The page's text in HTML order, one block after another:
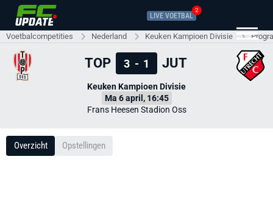
LIVE VOETBAL
2
Voetbalcompetities Nederland Keuken Kampioen Divisie
TOP 3 - 1 JUT
Keuken Kampioen Divisie
Ma 6 april, 16:45
Frans Heesen Stadion Oss
Overzicht Opstellingen